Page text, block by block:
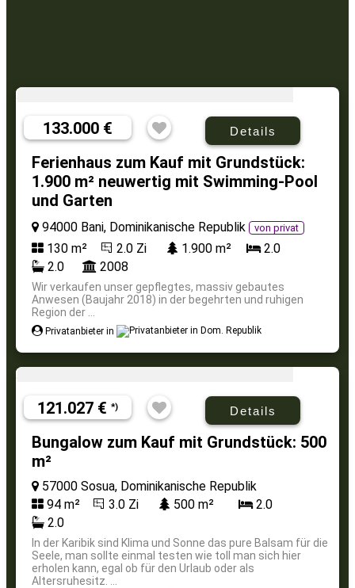
133.000 € Details
Ferienhaus zum Kauf mit Grundstück:
1.900 m² neuwertig mit Swimming-Pool
und Garten
94000 Bani, Dominikanische Republik von privat
130 m² 2.0 Zi 1.900 m²
2.0
2.0
2008
Wir verkaufen unser gepflegtes, massiv gebautes
Anwesen (Baujahr 2018) in der begehrten und ruhigen
Region der ...
Privatanbieter in
121.027 € *) Details
Bungalow zum Kauf mit Grundstück: 500
m²
57000 Sosua, Dominikanische Republik
94 m²
3.0 Zi 500 m²
2.0
2.0
In der Karibik sind Klima und Sonne das pure Balsam für die
Seele, man sollte einmal testen wie toll man sich hier
erholen kann, egal ob für den Urlaub oder als
Altersruhesitz. ...